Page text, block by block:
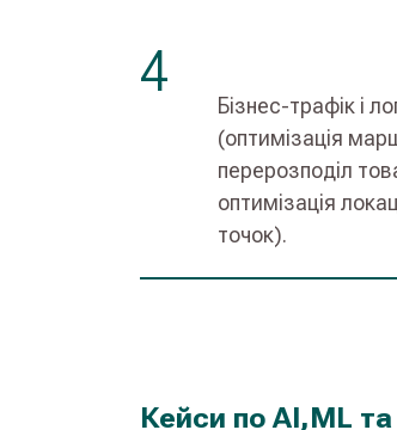
4
Бізнес-трафік і
(оптимізація
перерозподіл
оптимізація
точок).
Кейси по AI,ML та